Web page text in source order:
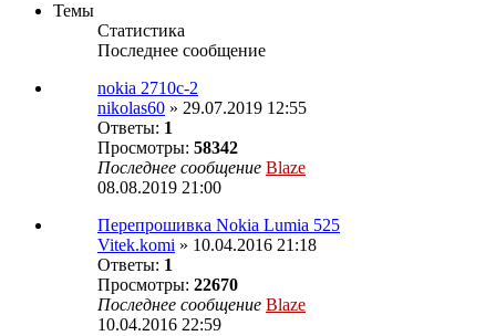
Темы
Статистика
Последнее сообщение
nokia 2710c-2
nikolas60 » 29.07.2019 12:55
Ответы: 1
Просмотры: 58342
Последнее сообщение Blaze
08.08.2019 21:00
Перепрошивка Nokia Lumia 525
Vitek.komi » 10.04.2016 21:18
Ответы: 1
Просмотры: 22670
Последнее сообщение Blaze
10.04.2016 22:59